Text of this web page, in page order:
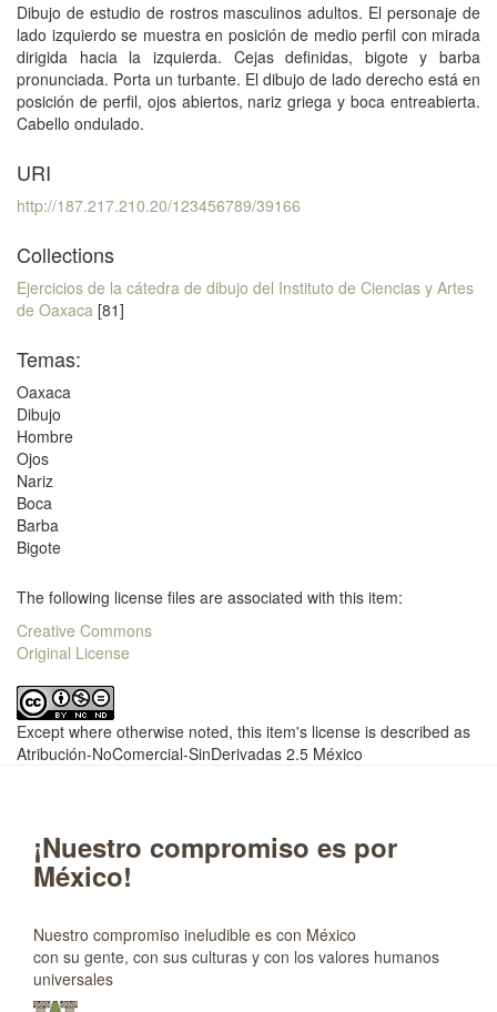
Dibujo de estudio de rostros masculinos adultos. El personaje de
lado izquierdo se muestra en posición de medio perfil con mirada
dirigida hacia la izquierda. Cejas definidas, bigote y barba
pronunciada. Porta un turbante. El dibujo de lado derecho está en
posición de perfil, ojos abiertos, nariz griega y boca entreabierta.
Cabello ondulado.
URI
http://187.217.210.20/123456789/39166
Collections
Ejercicios de la cátedra de dibujo del Instituto de Ciencias y Artes
de Oaxaca [81]
Temas:
Oaxaca
Dibujo
Hombre
Ojos
Nariz
Boca
Barba
Bigote
The following license files are associated with this item:
Creative Commons
Original License
Except where otherwise noted, this item's license is described as
Atribución-NoComercial-SinDerivadas 2.5 México
¡Nuestro compromiso es por
México!
Nuestro compromiso ineludible es con México
con su gente, con sus culturas y con los valores humanos
universales